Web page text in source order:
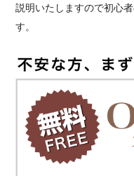
説明いたしますので初心
す。